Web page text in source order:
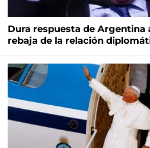
Dura respuesta de Argentina
rebaja de la relación